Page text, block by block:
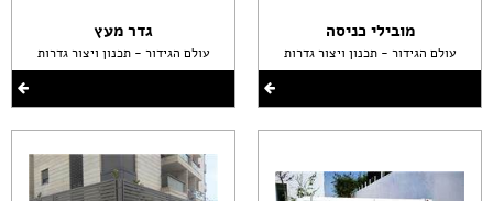
מובילי כניסה
עולם הגידור - תכנון ויצור גדרות
גדר מעץ
עולם הגידור - תכנון ויצור גדרות